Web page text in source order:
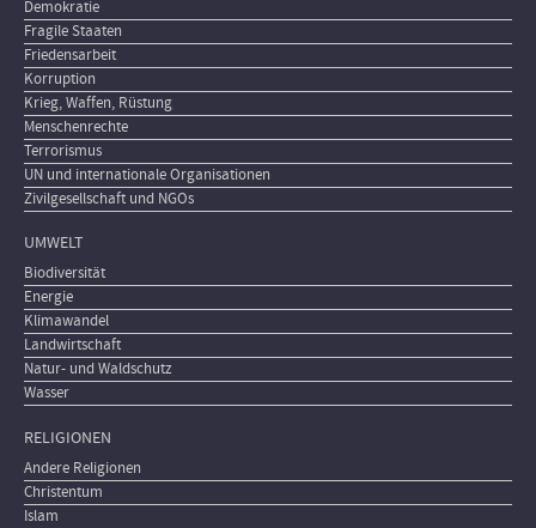
Demokratie
Fragile Staaten
Friedensarbeit
Korruption
Krieg, Waffen, Rüstung
Menschenrechte
Terrorismus
UN und internationale Organisationen
Zivilgesellschaft und NGOs
UMWELT
Biodiversität
Energie
Klimawandel
Landwirtschaft
Natur- und Waldschutz
Wasser
RELIGIONEN
Andere Religionen
Christentum
Islam